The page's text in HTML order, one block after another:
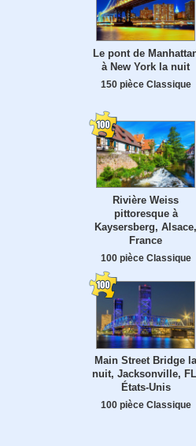
Le pont de
à New York la nuit
150 pièce Classique
Rivière Weiss
pittoresque à
Kaysersberg, Alsace,
France
100 pièce Classique
Main Street Bridge la
nuit, Jacksonville,
États-Unis
100 pièce Classique